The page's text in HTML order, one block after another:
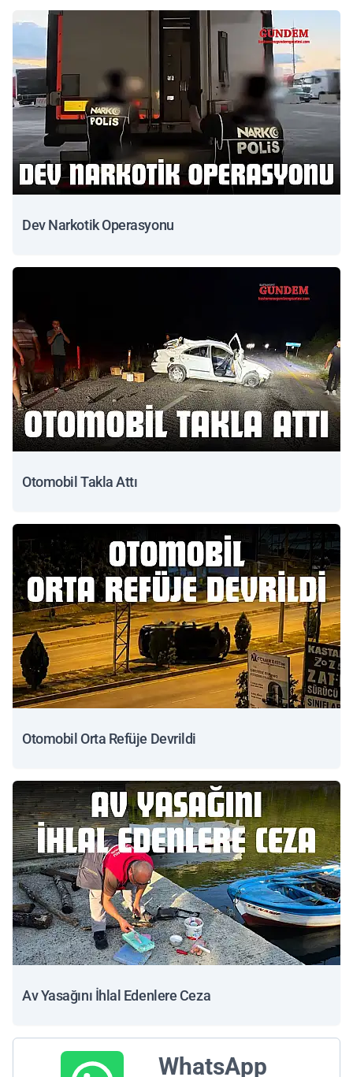
Dev Narkotik Operasyonu
Otomobil Takla Attı
Otomobil Orta Refüje Devrildi
Av Yasağını İhlal Edenlere Ceza
WhatsApp